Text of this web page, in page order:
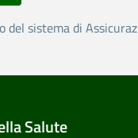
del sistema di
Salute